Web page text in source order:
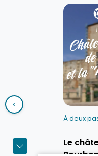
À deux
Le
‹